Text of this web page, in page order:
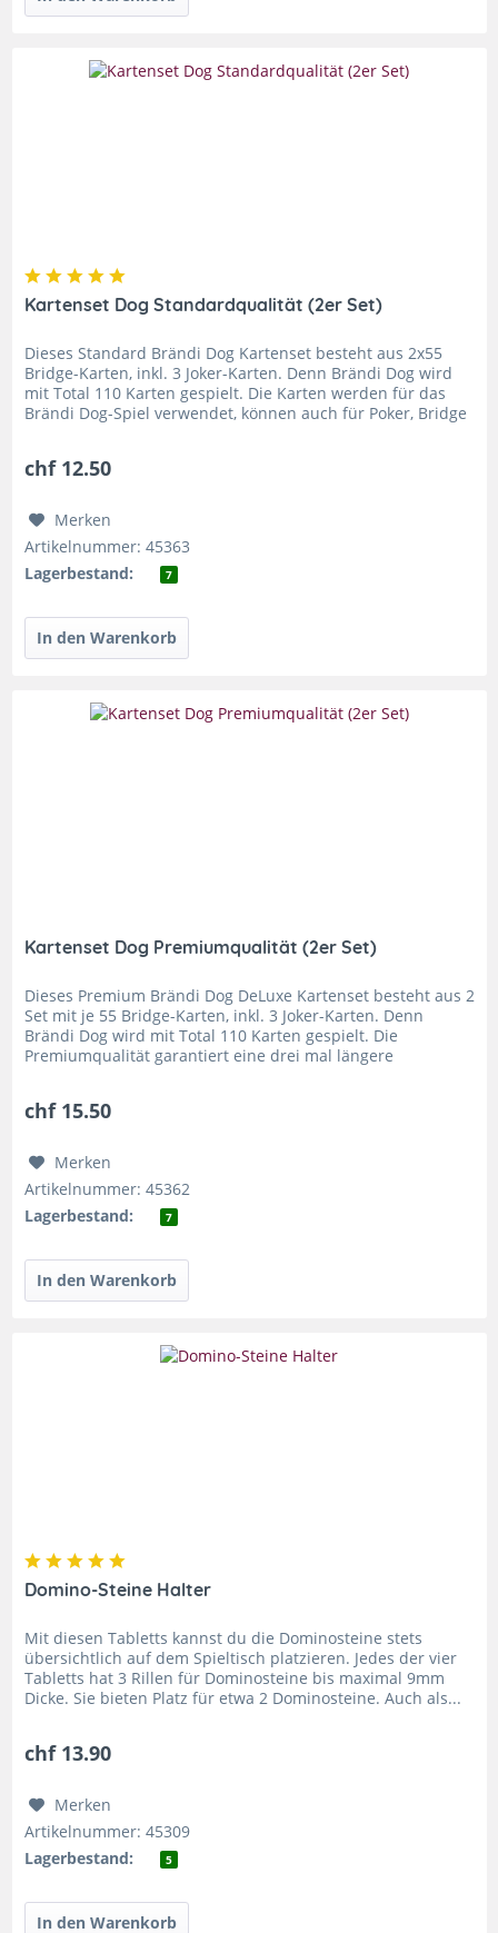
Kartenset Dog Standardqualität (2er Set)
Dieses Standard Brändi Dog Kartenset besteht aus 2x55
Bridge-Karten, inkl. 3 Joker-Karten. Denn Brändi Dog wird
mit Total 110 Karten gespielt. Die Karten werden für das
Brändi Dog-Spiel verwendet, können auch für Poker, Bridge
chf 12.50
Merken
Artikelnummer: 45363
Lagerbestand:
7
Kartenset Dog Premiumqualität (2er Set)
Dieses Premium Brändi Dog DeLuxe Kartenset besteht aus 2
Set mit je 55 Bridge-Karten, inkl. 3 Joker-Karten. Denn
Brändi Dog wird mit Total 110 Karten gespielt. Die
Premiumqualität garantiert eine drei mal längere
chf 15.50
Merken
Artikelnummer: 45362
Lagerbestand:
7
Domino-Steine Halter
Mit diesen Tabletts kannst du die Dominosteine stets
übersichtlich auf dem Spieltisch platzieren. Jedes der vier
Tabletts hat 3 Rillen für Dominosteine bis maximal 9mm
Dicke. Sie bieten Platz für etwa 2 Dominosteine. Auch als...
chf 13.90
Merken
Artikelnummer: 45309
Lagerbestand:
5